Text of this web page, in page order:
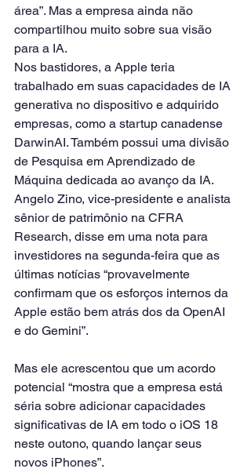
área”. Mas a empresa ainda não
compartilhou muito sobre sua visão
para a IA.
Nos bastidores, a Apple teria
trabalhado em suas capacidades de IA
generativa no dispositivo e adquirido
empresas, como a startup canadense
DarwinAI. Também possui uma divisão
de Pesquisa em Aprendizado de
Máquina dedicada ao avanço da IA.
Angelo Zino, vice-presidente e analista
sênior de patrimônio na CFRA
Research, disse em uma nota para
investidores na segunda-feira que as
últimas notícias “provavelmente
confirmam que os esforços internos da
Apple estão bem atrás dos da OpenAI
e do Gemini”.
Mas ele acrescentou que um acordo
potencial “mostra que a empresa está
séria sobre adicionar capacidades
significativas de IA em todo o iOS 18
neste outono, quando lançar seus
novos iPhones”.